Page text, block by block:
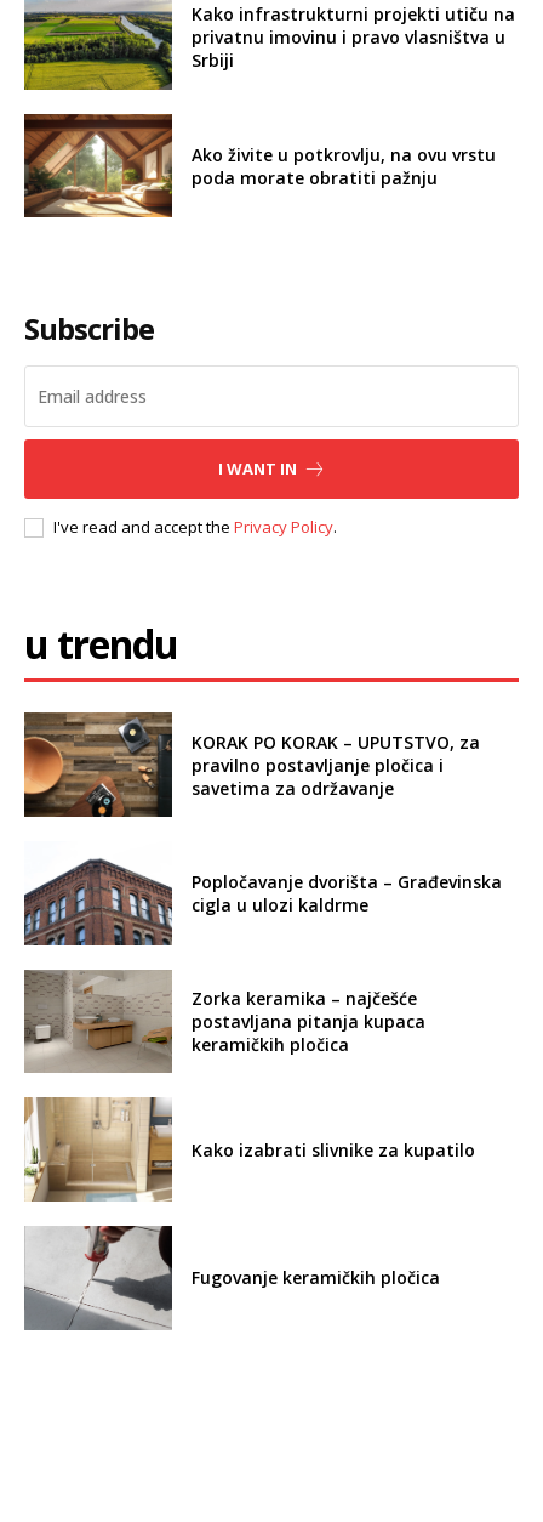
Kako infrastrukturni projekti utiču na
privatnu imovinu i pravo vlasništva u
Srbiji
Ako živite u potkrovlju, na ovu vrstu
poda morate obratiti pažnju
Subscribe
I WANT IN
I've read and accept the Privacy Policy.
u trendu
KORAK PO KORAK – UPUTSTVO, za
pravilno postavljanje pločica i
savetima za održavanje
Popločavanje dvorišta – Građevinska
cigla u ulozi kaldrme
Zorka keramika – najčešće
postavljana pitanja kupaca
keramičkih pločica
Kako izabrati slivnike za kupatilo
Fugovanje keramičkih pločica